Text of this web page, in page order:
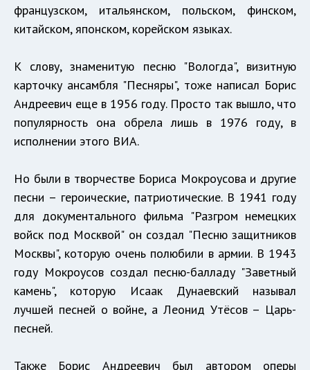
французском, итальянском, польском, финском,
китайском, японском, корейском языках.
К слову, знаменитую песню "Вологда", визитную
карточку ансамбля "Песняры", тоже написал Борис
Андреевич еще в 1956 году. Просто так вышло, что
популярность она обрела лишь в 1976 году, в
исполнении этого ВИА.
Но были в творчестве Бориса Мокроусова и другие
песни – героические, патриотические. В 1941 году
для документального фильма "Разгром немецких
войск под Москвой" он создал "Песню защитников
Москвы", которую очень полюбили в армии. В 1943
году Мокроусов создал песню-балладу "Заветный
камень", которую Исаак Дунаевский называл
лучшей песней о войне, а Леонид Утёсов – Царь-
песней.
Также Борис Андреевич был автором оперы